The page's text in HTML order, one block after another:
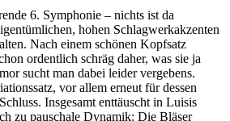
6. Symphonie – nichts ist da
hohen Schlagwerkakzenten
Nach einem schönen Kopfsatz
ordentlich schräg daher, was sie ja
sucht man dabei leider vergebens.
vor allem erneut für dessen
Insgesamt enttäuscht in Luisis
zu pauschale Dynamik: Die Bläser